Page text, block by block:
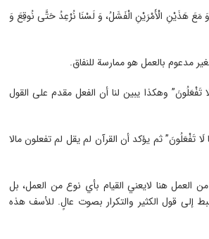
وَ مَعَ هَذَيْنِ الْأَمْرَيْنِ الْفَشَلُ، وَ لَسْنَا نُرْعِدُ حَتَّى نُوقِعَ وَ
مدعوم بالعمل هو ممارسة للنفاق.
تَفْعَلُونَ” وهکذا یبین لنا أن الفعل مقدم علی القول
لَا تَفْعَلُونَ” ثم یؤکد أن القرآن لم یقل لم تفعلون مالا
العمل هنا لايعني القيام بأي نوع من العمل، بل
إلى قول الكثير والتكرار بصوت عالٍ. للأسف هذه